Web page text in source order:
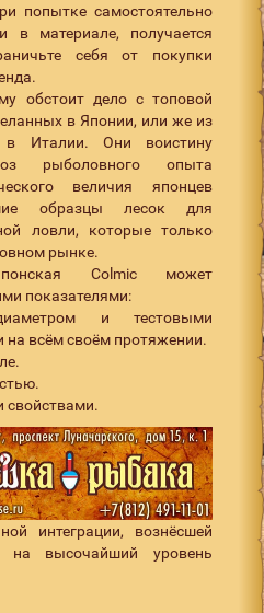
попытке самостоятельно
в материале, получается
себя от покупки
обстоит дело с топовой
в Японии, или же из
в Италии. Они воистину
рыболовного опыта
величия японцев
образцы лесок для
ловли, которые только
рынке.
Colmic может
показателями:
и тестовыми
на всём своём протяжении.
свойствами.
интеграции, вознёсшей
высочайший уровень